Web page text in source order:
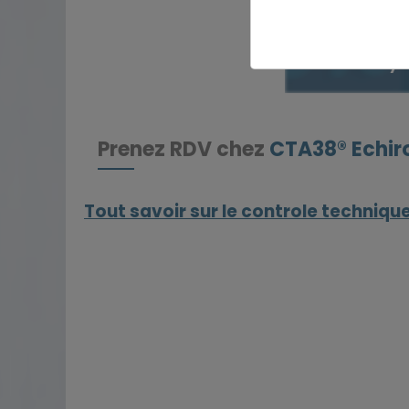
Prenez RDV chez CTA38®
Tout savoir sur le controle